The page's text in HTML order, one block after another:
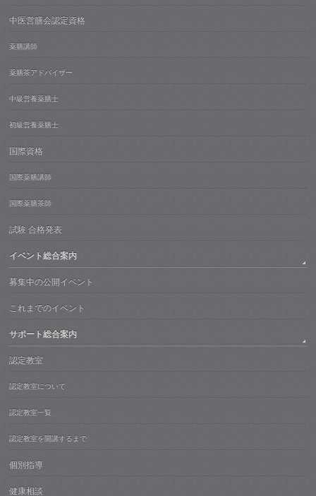
中医営膳会認定資格
薬膳講師
薬膳茶アドバイザー
中級営養薬膳士
初級営養薬膳士
国際資格
国際薬膳講師
国際薬膳茶師
試験 合格発表
イベント総合案内
募集中の公開イベント
これまでのイベント
サポート総合案内
認定教室
認定教室について
認定教室一覧
認定教室を開講するまで
個別指導
健康相談